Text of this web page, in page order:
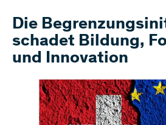
Die
schadet Bildung,
und Innovation